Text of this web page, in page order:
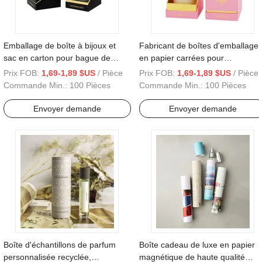
Emballage de boîte à bijoux et
sac en carton pour bague de
petite taille avec logo imprimé
Prix FOB: 1,69-1,89 $US / Pièce
Commande Min.: 100 Pièces
Envoyer demande
Fabricant de boîtes d'emballage
en papier carrées pour
cosmétiques personnalisées
écologiques
Prix FOB: 1,69-1,89 $US / Pièce
Commande Min.: 100 Pièces
Envoyer demande
Boîte d'échantillons de parfum
personnalisée recyclée,
Boîte cadeau de luxe en papier
magnétique de haute qualité